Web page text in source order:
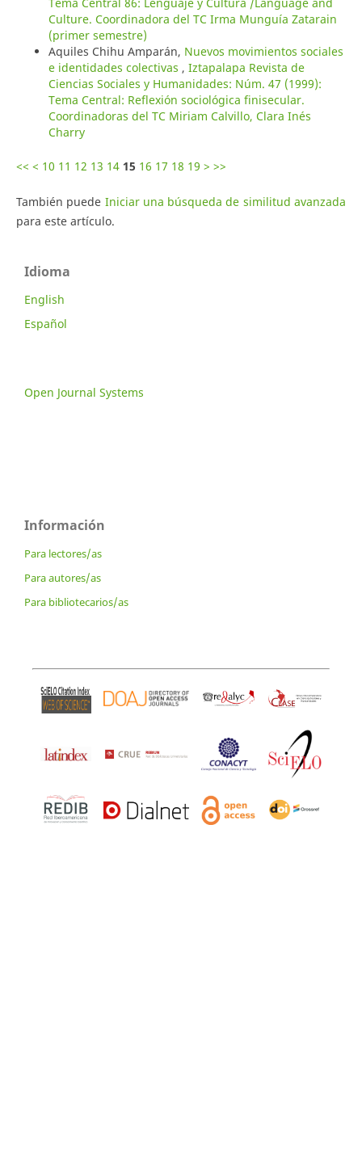
Culture. Coordinadora del TC Irma Munguía Zatarain
(primer semestre)
Aquiles Chihu Amparán, Nuevos movimientos sociales
e identidades colectivas , Iztapalapa Revista de
Ciencias Sociales y Humanidades: Núm. 47 (1999):
Tema Central: Reflexión sociológica finisecular.
Coordinadoras del TC Miriam Calvillo, Clara Inés
Charry
<< < 10 11 12 13 14 15 16 17 18 19 > >>
También puede Iniciar una búsqueda de similitud avanzada
para este artículo.
Idioma
English
Español
Open Journal Systems
Información
Para lectores/as
Para autores/as
Para bibliotecarios/as